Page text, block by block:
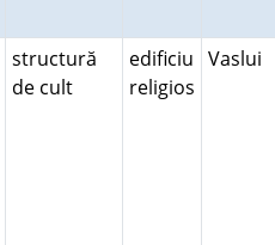
structură
de cult
edificiu
religios
Vaslui